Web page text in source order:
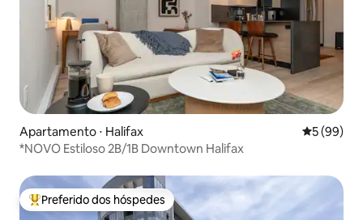
Apartamento ⋅ Halifax 5 de uma
5 (99)
*NOVO Estiloso 2B/1B Downtown Halifax
Entre os melhores preferidos dos hóspedes
Preferido dos hóspedes